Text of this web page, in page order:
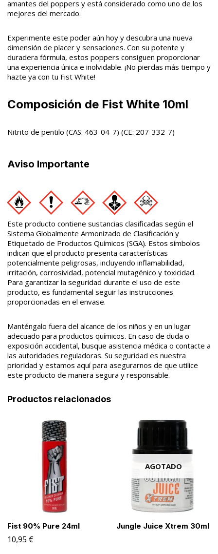
amantes del poppers y está considerado como uno de los
mejores del mercado.
Experimente este poder aún hoy y descubra una nueva
dimensión de placer y sensaciones. Con su potente y
duradera fórmula, estos poppers consiguen proporcionar
una experiencia única e inolvidable. ¡No pierdas más tiempo y
hazte ya con tu Fist White!
Composición de Fist White 10ml
Nitrito de pentilo (CAS: 463-04-7) (CE: 207-332-7)
Aviso Importante
Este producto contiene sustancias clasificadas según el
Sistema Globalmente Armonizado de Clasificación y
Etiquetado de Productos Químicos (SGA). Estos símbolos
indican que el producto presenta características
potencialmente peligrosas, incluyendo inflamabilidad,
irritación, corrosividad, potencial mutagénico y toxicidad.
Para garantizar la seguridad durante el uso de este
producto, es fundamental seguir las instrucciones
proporcionadas en el envase.
Manténgalo fuera del alcance de los niños y en un lugar
adecuado para productos químicos. En caso de duda o
exposición accidental, busque asistencia médica o contacte a
las autoridades reguladoras. Su seguridad es nuestra
prioridad y estamos aquí para asegurarnos de que utilice
este producto de manera segura y responsable.
Productos relacionados
Fist 90% Pure 24ml
10,95 €
AGOTADO
Jungle Juice Xtrem 30ml